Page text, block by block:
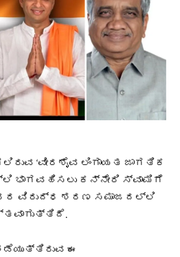
‘ವೀರಶೈವ ಲಿಂಗಾಯತ ಜಾಗತಿಕ
ಭಾಗವಹಿಸಲು ಕನ್ನೇರಿ ಸ್ವಾಮಿಗೆ
ವಿರುದ್ಧ ಶರಣ ಸಮಾಜದಲ್ಲಿ
ಈ